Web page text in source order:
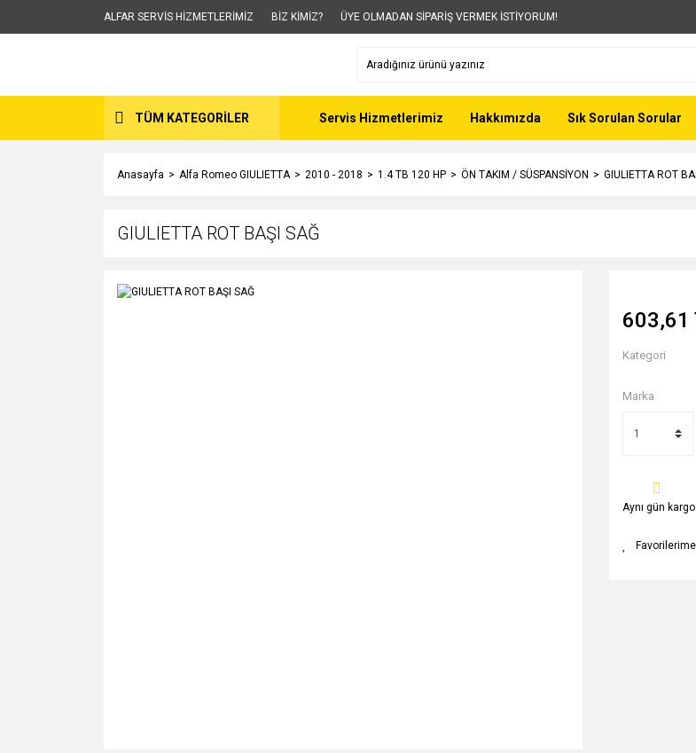
ALFAR SERVİS HİZMETLERİMİZ BİZ KİMİZ? ÜYE OLMADAN SİPARİŞ VERMEK İSTİYORUM!
TÜM KATEGORİLER Servis Hizmetlerimiz Hakkımızda Sık Sorulan Sorular
Anasayfa Alfa Romeo GIULIETTA 2010 - 2018 1.4 TB 120 HP ÖN TAKIM / SÜSPANSİYON GIULIETTA ROT
GIULIETTA ROT BAŞI SAĞ
603,61
Kategori
Marka
Aynı gün kargo